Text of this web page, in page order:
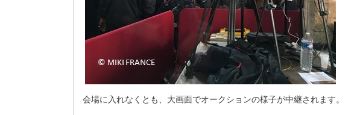
会場に入れなくとも、大画面でオークションの様子が中継されます。